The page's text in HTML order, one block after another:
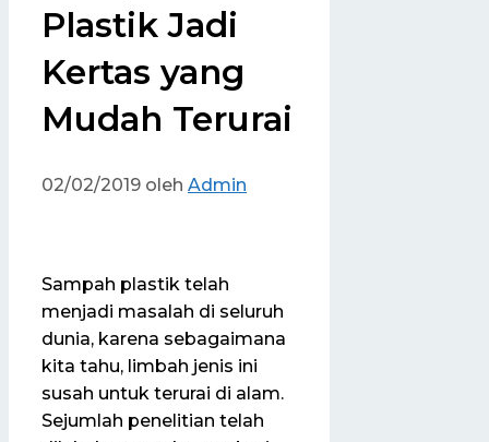
Plastik Jadi
Kertas yang
Mudah Terurai
02/02/2019 oleh Admin
Sampah plastik telah
menjadi masalah di seluruh
dunia, karena sebagaimana
kita tahu, limbah jenis ini
susah untuk terurai di alam.
Sejumlah penelitian telah